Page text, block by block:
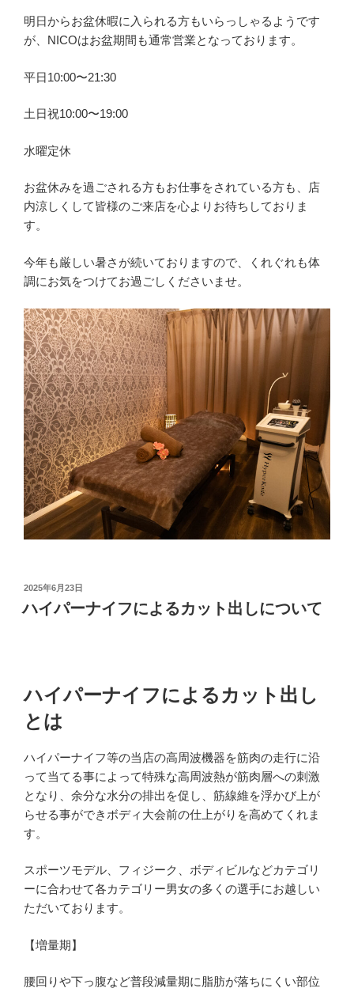
明日からお盆休暇に入られる方もいらっしゃるようです
が、NICOはお盆期間も通常営業となっております。
平日10:00〜21:30
土日祝10:00〜19:00
水曜定休
お盆休みを過ごされる方もお仕事をされている方も、店
内涼しくして皆様のご来店を心よりお待ちしておりま
す。
今年も厳しい暑さが続いておりますので、くれぐれも体
調にお気をつけてお過ごしくださいませ。
投
日:
2025年6月23日
ハイパーナイフによるカット出しについて
ハイパーナイフによるカット出し
とは
ハイパーナイフ等の当店の高周波機器を筋肉の走行に沿
って当てる事によって特殊な高周波熱が筋肉層への刺激
となり、余分な水分の排出を促し、筋線維を浮かび上が
らせる事ができボディ大会前の仕上がりを高めてくれま
す。
スポーツモデル、フィジーク、ボディビルなどカテゴリ
ーに合わせて各カテゴリー男女の多くの選手にお越しい
ただいております。
【増量期】
腰回りや下っ腹など普段減量期に脂肪が落ちにくい部位